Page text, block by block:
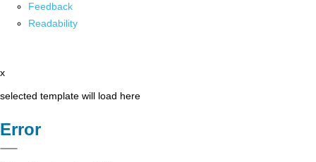
Feedback
Readability
x
selected template will load here
Error